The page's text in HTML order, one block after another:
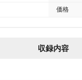
価格
収録内容